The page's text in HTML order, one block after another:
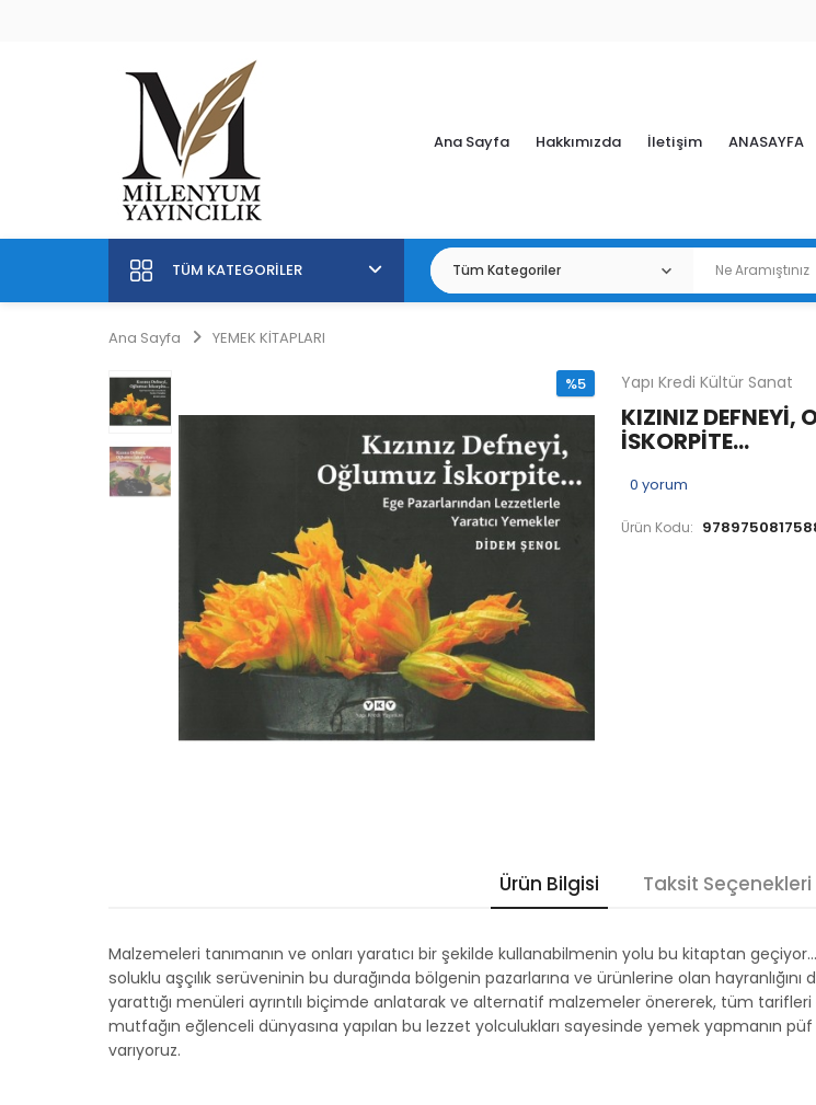
Ana Sayfa Hakkımızda İletişim ANASAYFA
TÜM KATEGORILER
Ana Sayfa YEMEK KİTAPLARI
%5 Yapı Kredi Kültür Sanat
KIZINIZ DEFNEYİ,
İSKORPİTE...
0 yorum
Ürün Kodu:
Ürün Bilgisi Taksit Seçenekleri
Malzemeleri tanımanın ve onları yaratıcı bir şekilde kullanabilmenin yolu bu kitaptan
soluklu aşçılık serüveninin bu durağında bölgenin pazarlarına ve ürünlerine olan
yarattığı menüleri ayrıntılı biçimde anlatarak ve alternatif malzemeler önererek, tüm
mutfağın eğlenceli dünyasına yapılan bu lezzet yolculukları sayesinde yemek yapmanın püf
varıyoruz.